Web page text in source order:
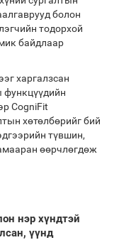
болон
тодорхой
байдлаар
харгалзсан
функцүүдийн
CogniFit
хөтөлбөрийг бий
түвшин,
өөрчлөгдөж
нэр хүндтэй
үүнд